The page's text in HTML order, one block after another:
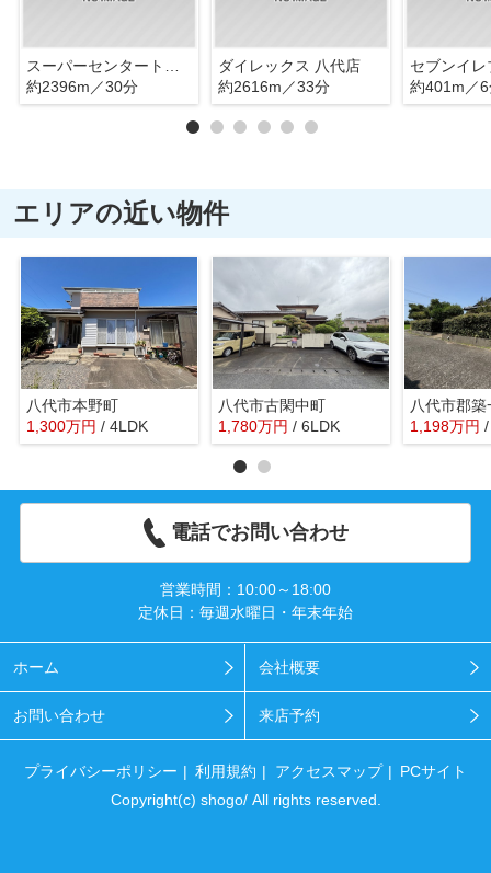
約2396m／30分
ダイレックス 八代店
約2616m／33分
約401m／
エリアの近い物件
八代市本野町
1,300万円 / 4LDK
八代市古閑中町
1,780万円 / 6LDK
八代市郡築
1,198万円
電話でお問い合わせ
営業時間：10:00～18:00
定休日：毎週水曜日・年末年始
ホーム 会社概要
お問い合わせ 来店予約
プライバシーポリシー 利用規約 アクセスマップ
PCサイト
Copyright(c) shogo/ All rights reserved.